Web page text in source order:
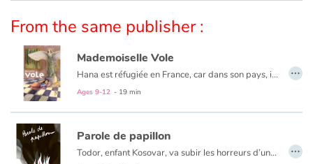
Daily life and hobbies
At school
Festivals and events
Love and friendship
Social issues
From the same publisher :
Mademoiselle Vole
Hana est réfugiée en France, car dans son pays, il y a la guerre. La nuit, elle dort, avec sa maman, dans un musée, tout près de « Mademoiselle Vole ». Mais ça, il ne faut pas le dire, c'est un secret. Jusqu'au jour où...
Ages 9-12 - 19 min
…
Parole de papillon
Todor, enfant Kosovar, va subir les horreurs d’une guerre dont il ne comprend pas les raisons. Sa famille décimée, il s’enfuit vers Mitrovica, à la recherche de son grand frère Milan. Au cours de ce périple, il vivra la richesse de rencontres mais aussi la difficile réalité des camps de réfugiés. Cependant, l’enfant cultivera toujours l’espoir et la volonté de retrouver son pays et ses racines. Comme le papillon blanc, Todor prendra-t-il son envol ? …